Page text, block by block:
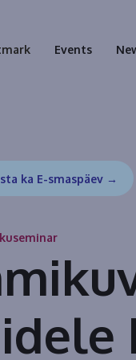
Events
ka E-smaspäev →